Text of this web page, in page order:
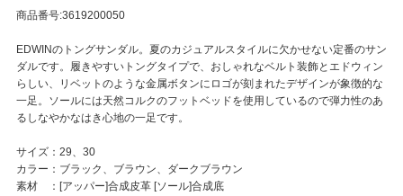
商品番号:3619200050
EDWINのトングサンダル。夏のカジュアルスタイルに欠かせない定番のサン
ダルです。履きやすいトングタイプで、おしゃれなベルト装飾とエドウィン
らしい、リベットのような金属ボタンにロゴが刻まれたデザインが象徴的な
一足。ソールには天然コルクのフットベッドを使用しているので弾力性のあ
るしなやかなはき心地の一足です。
サイズ：29、30
カラー：ブラック、ブラウン、ダークブラウン
素材 ：[アッパー]合成皮革 [ソール]合成底